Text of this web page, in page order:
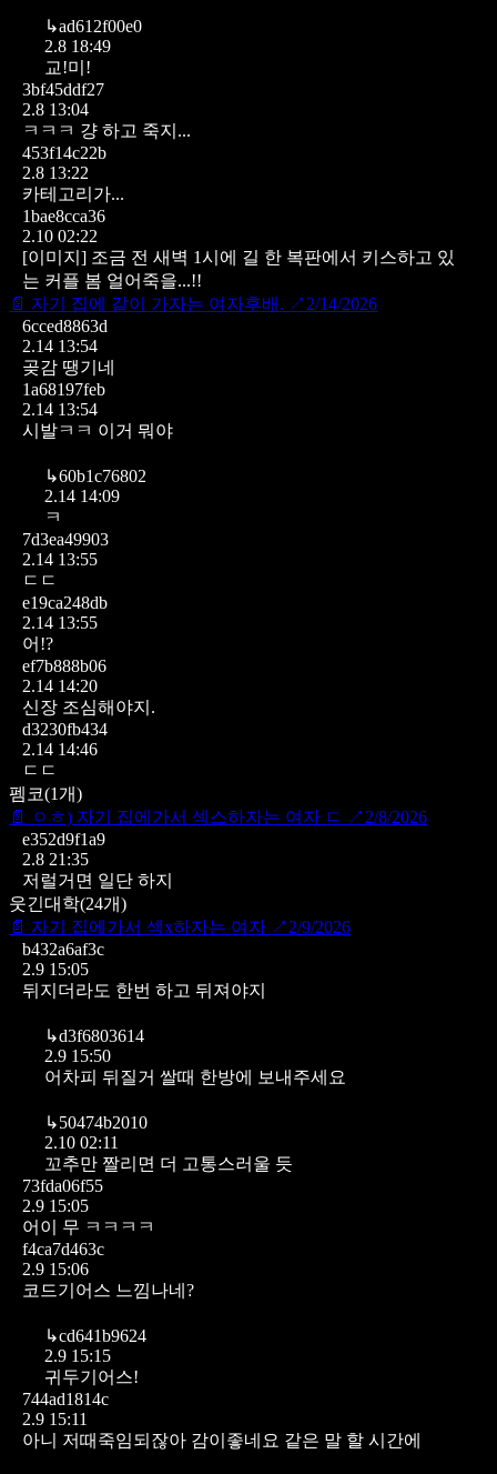
↳ad612f00e0
2.8 18:49
교!미!
3bf45ddf27
2.8 13:04
ㅋㅋㅋ 걍 하고 죽지...
453f14c22b
2.8 13:22
카테고리가...
1bae8cca36
2.10 02:22
[이미지] 조금 전 새벽 1시에 길 한 복판에서 키스하고 있
는 커플 봄 얼어죽을...!!
📄 자기 집에 같이 가자는 여자후배. ↗ 2/14/2026
6cced8863d
2.14 13:54
곶감 땡기네
1a68197feb
2.14 13:54
시발ㅋㅋ 이거 뭐야
↳60b1c76802
2.14 14:09
ㅋ
7d3ea49903
2.14 13:55
ㄷㄷ
e19ca248db
2.14 13:55
어!?
ef7b888b06
2.14 14:20
신장 조심해야지.
d3230fb434
2.14 14:46
ㄷㄷ
펨코(1개)
📄
ㅇㅎ) 자기 집에가서 섹스하자는 여자 ㄷ ↗ 2/8/2026
e352d9f1a9
2.8 21:35
저럴거면 일단 하지
웃긴대학(24개)
📄 자기 집에가서 섹x하자는 여자 ↗ 2/9/2026
b432a6af3c
2.9 15:05
뒤지더라도 한번 하고 뒤져야지
↳d3f6803614
2.9 15:50
어차피 뒤질거 쌀때 한방에 보내주세요
↳50474b2010
2.10 02:11
꼬추만 짤리면 더 고통스러울 듯
73fda06f55
2.9 15:05
어이 무 ㅋㅋㅋㅋ
f4ca7d463c
2.9 15:06
코드기어스 느낌나네?
↳cd641b9624
2.9 15:15
귀두기어스!
744ad1814c
2.9 15:11
아니 저때죽임되잖아 감이좋네요 같은 말 할 시간에